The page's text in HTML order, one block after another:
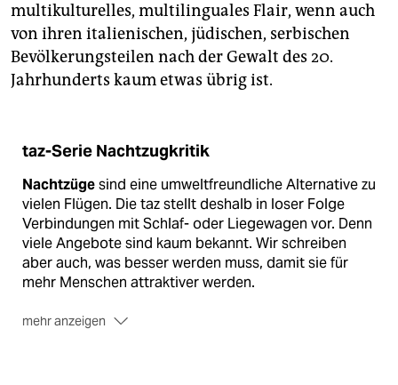
multikulturelles, multilinguales Flair, wenn auch
von ihren italienischen, jüdischen, serbischen
Bevölkerungsteilen nach der Gewalt des 20.
Jahrhunderts kaum etwas übrig ist.
taz-Serie Nachtzugkritik
Nachtzügesind eine umweltfreundliche Alternative zu
vielen Flügen. Die taz stellt deshalb in loser Folge
Verbindungen mit Schlaf- oder Liegewagen vor. Denn
viele Ange­bote sind kaum bekannt. Wir schreiben
aber auch, was besser werden muss, damit sie für
mehr Menschen attraktiver werden.
mehr anzeigen